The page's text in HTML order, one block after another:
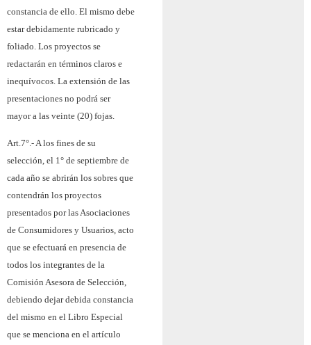
constancia de ello. El mismo debe
estar debidamente rubricado y
foliado. Los proyectos se
redactarán en términos claros e
inequívocos. La extensión de las
presentaciones no podrá ser
mayor a las veinte (20) fojas.
Art.7°.-A los fines de su
selección, el 1° de septiembre de
cada año se abrirán los sobres que
contendrán los proyectos
presentados por las Asociaciones
de Consumidores y Usuarios, acto
que se efectuará en presencia de
todos los integrantes de la
Comisión Asesora de Selección,
debiendo dejar debida constancia
del mismo en el Libro Especial
que se menciona en el artículo